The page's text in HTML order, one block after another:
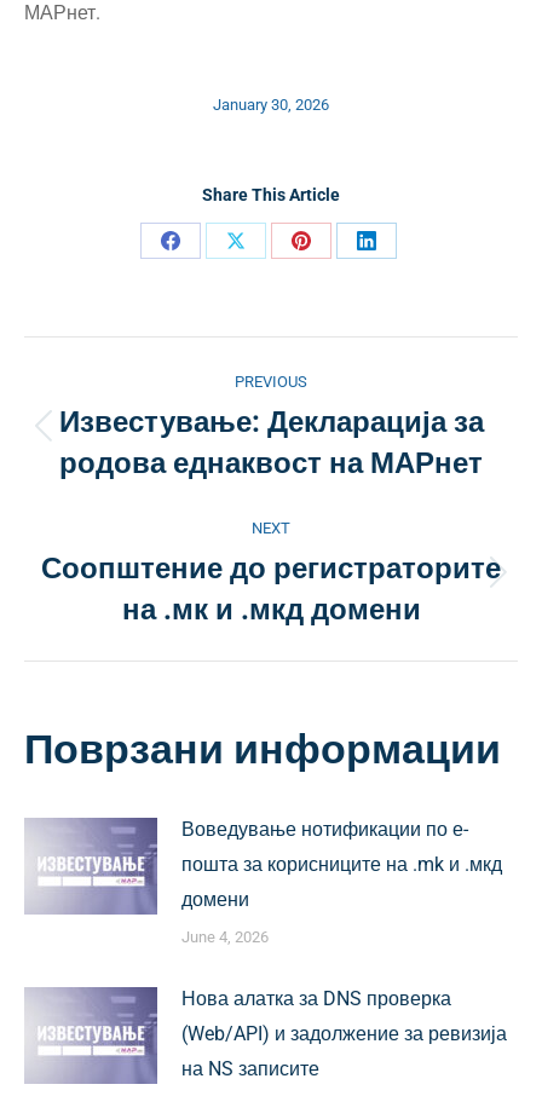
МАРнет.
January 30, 2026
Share This Article
Share
Share
Share
Share
navigation
PREVIOUS
Previous
post:
Известување: Декларација за
родова еднаквост на МАРнет
NEXT
Next
post:
Соопштение до регистраторите
на .мк и .мкд домени
Поврзани информации
Воведување нотификации по е-
пошта за корисниците на .mk и .мкд
домени
June 4, 2026
Нова алатка за DNS проверка
(Web/API) и задолжение за ревизија
на NS записите